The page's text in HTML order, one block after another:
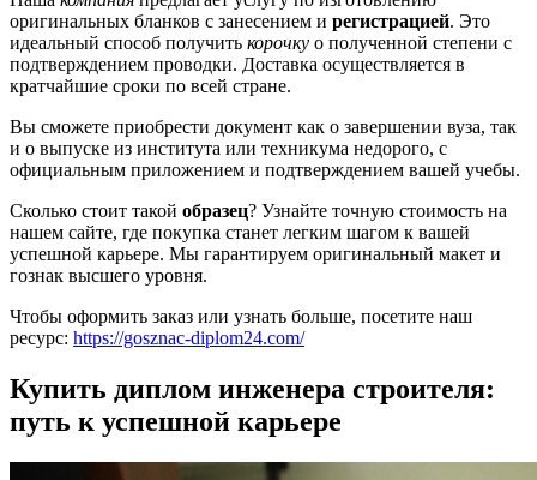
оригинальных бланков с занесением и регистрацией. Это
идеальный способ получить корочку о полученной степени с
подтверждением проводки. Доставка осуществляется в
кратчайшие сроки по всей стране.
Вы сможете приобрести документ как о завершении вуза, так
и о выпуске из института или техникума недорого, с
официальным приложением и подтверждением вашей учебы.
Сколько стоит такой образец? Узнайте точную стоимость на
нашем сайте, где покупка станет легким шагом к вашей
успешной карьере. Мы гарантируем оригинальный макет и
гознак высшего уровня.
Чтобы оформить заказ или узнать больше, посетите наш
ресурс: https://gosznac-diplom24.com/
Купить диплом инженера строителя:
путь к успешной карьере